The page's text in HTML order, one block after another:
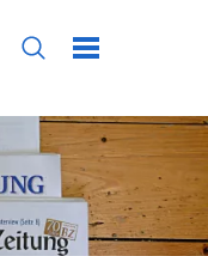
wählen
Seiten-Suche
Menü schließen